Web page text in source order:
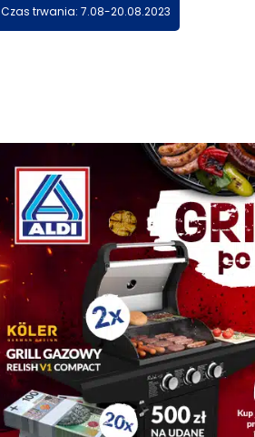
Czas trwania: 7.08-20.08.2023